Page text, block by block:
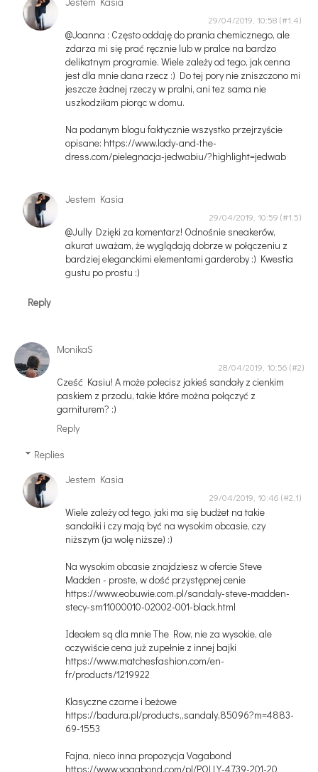
29/04/2019, 10:58
@Joanna : Często oddaję do prania chemicznego, ale
zdarza mi się prać ręcznie lub w pralce na bardzo
delikatnym programie. Wiele zależy od tego, jak cenna
jest dla mnie dana rzecz :) Do tej pory nie zniszczono mi
jeszcze żadnej rzeczy w pralni, ani tez sama nie
uszkodziłam piorąc w domu.
Na podanym blogu faktycznie wszystko przejrzyście
opisane: https://www.lady-and-the-
dress.com/pielegnacja-jedwabiu/?highlight=jedwab
Jestem Kasia
29/04/2019, 10:59
@Jully Dzięki za komentarz! Odnośnie sneakerów,
akurat uważam, że wyglądają dobrze w połączeniu z
bardziej eleganckimi elementami garderoby :) Kwestia
gustu po prostu :)
Reply
MonikaS
28/04/2019, 10:56
Cześć Kasiu! A może polecisz jakieś sandały z cienkim
paskiem z przodu, takie które można połączyć z
garniturem? :)
Reply
Replies
Jestem Kasia
29/04/2019, 10:46
Wiele zależy od tego, jaki ma się budżet na takie
sandałki i czy mają być na wysokim obcasie, czy
niższym (ja wolę niższe) :)
Na wysokim obcasie znajdziesz w ofercie Steve
Madden - proste, w dość przystępnej cenie
https://www.eobuwie.com.pl/sandaly-steve-madden-
stecy-sm11000010-02002-001-black.html
Ideałem są dla mnie The Row, nie za wysokie, ale
oczywiście cena już zupełnie z innej bajki
https://www.matchesfashion.com/en-
fr/products/1219922
Klasyczne czarne i beżowe
https://badura.pl/products,,sandaly,85096?m=4883-
69-1553
Fajna, nieco inna propozycja Vagabond
https://www.vagabond.com/pl/POLLY-4739-201-20